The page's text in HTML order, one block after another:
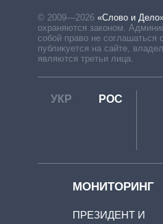
© 2009—2026 «Слово и
охраняются законом.
собой право не соглашаться
публикуется на сайте,
являются третьи лица.
УКР РОС
МОНИТОРИНГ
ПРЕЗИДЕНТ И